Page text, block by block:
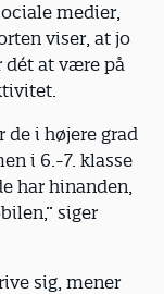
medier,
viser, at jo
dét at være på
de i højere grad
i 6.-7. klasse
har hinanden,
siger
sig, mener